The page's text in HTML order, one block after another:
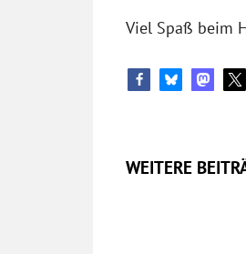
Viel Spaß beim
WEITERE